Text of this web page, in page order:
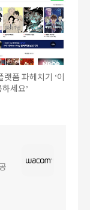
폼 파헤치기 ‘이
세요’